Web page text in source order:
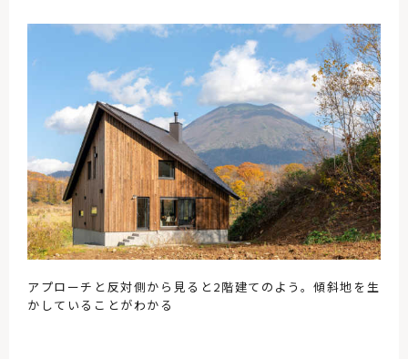
アプローチと反対側から見ると2階建てのよう。傾斜地を生
かしていることがわかる